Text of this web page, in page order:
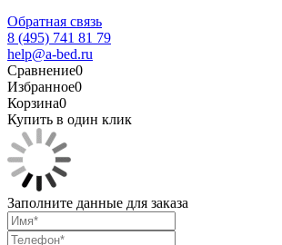
Обратная связь
8 (495) 741 81 79
help@a-bed.ru
Сравнение0
Избранное0
Корзина0
Купить в один клик
Заполните данные для заказа